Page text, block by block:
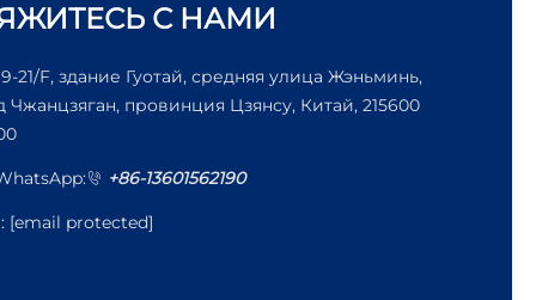
С НАМИ
21/F, здание Гуотай, средняя улица Жэньминь,
Чжанцзяган, провинция Цзянсу, Китай, 215600
+86-13601562190
[email protected]